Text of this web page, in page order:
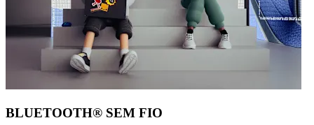
BLUETOOTH® SEM FIO